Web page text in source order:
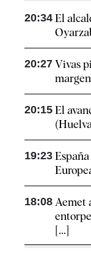
20:34 El
20:27 Vivas
20:15 El
19:23
18:08 Aemet
[...]